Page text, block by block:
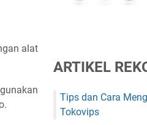
alat
ARTIKEL
Tips dan Cara
Tokovips